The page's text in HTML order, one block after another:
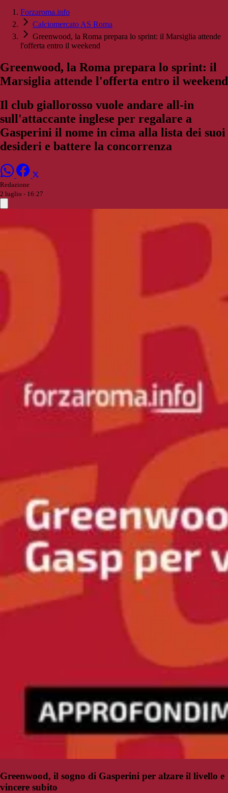
Forzaroma.info
Calciomercato AS Roma
Greenwood, la Roma prepara lo sprint: il Marsiglia attende
l'offerta entro il weekend
Greenwood, la Roma prepara lo sprint: il
Marsiglia attende l'offerta entro il weekend
Il club giallorosso vuole andare all-in
sull'attaccante inglese per regalare a
Gasperini il nome in cima alla lista dei suoi
desideri e battere la concorrenza
Redazione
2 luglio - 16:27
Greenwood, il sogno di Gasperini per alzare il livello e
vincere subito